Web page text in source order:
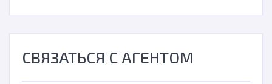
СВЯЗАТЬСЯ С АГЕНТОМ